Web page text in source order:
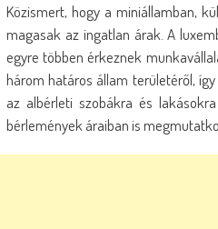
Közismert, hogy a miniállamban,
magasak az ingatlan árak. A
egyre többen érkeznek
három határos állam területéről,
az albérleti szobákra és
bérlemények áraiban is